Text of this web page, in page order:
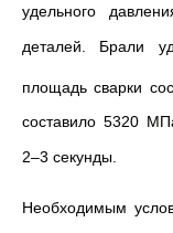
удельного
деталей. Брали
площадь сварки
составило 5320
2–3 секунды.
Необходимым